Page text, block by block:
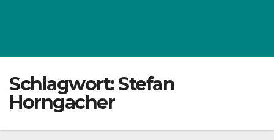
Schlagwort:Stefan
Horngacher